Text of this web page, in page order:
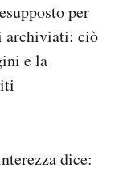
per
archiviati: ciò
e la
dice: